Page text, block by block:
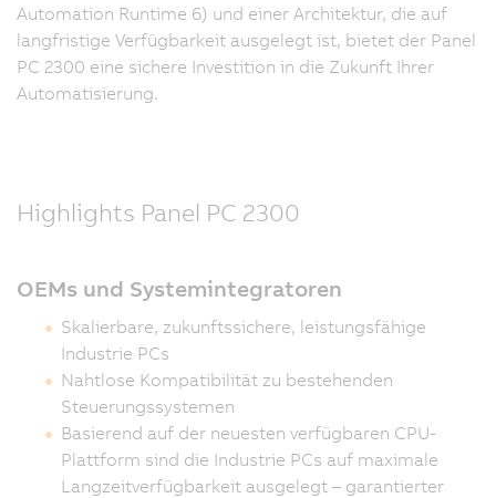
Automation Runtime 6) und einer Architektur, die auf
langfristige Verfügbarkeit ausgelegt ist, bietet der Panel
PC 2300 eine sichere Investition in die Zukunft Ihrer
Automatisierung.
Highlights Panel PC 2300
OEMs und Systemintegratoren
Skalierbare, zukunftssichere, leistungsfähige
Industrie PCs
Nahtlose Kompatibilität zu bestehenden
Steuerungssystemen
Basierend auf der neuesten verfügbaren CPU-
Plattform sind die Industrie PCs auf maximale
Langzeitverfügbarkeit ausgelegt – garantierter